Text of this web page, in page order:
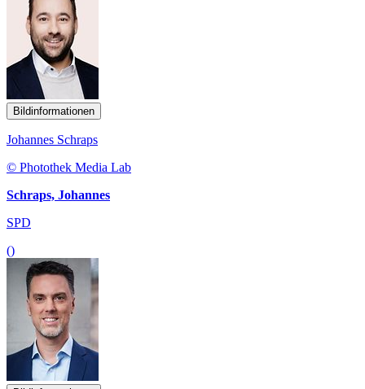
Bildinformationen
Johannes Schraps
© Photothek Media Lab
Schraps, Johannes
SPD
()